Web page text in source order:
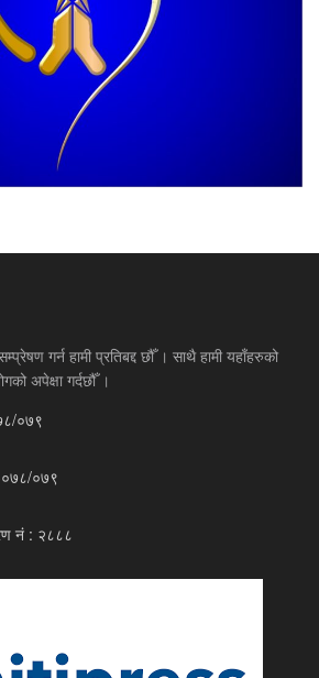
गर्न हामी प्रतिबद्द छौँ । साथै हामी यहाँहरुको
अपेक्षा गर्दछौँ ।
०७९
०७८/०७९
नं : २८८८